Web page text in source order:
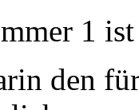
1
den